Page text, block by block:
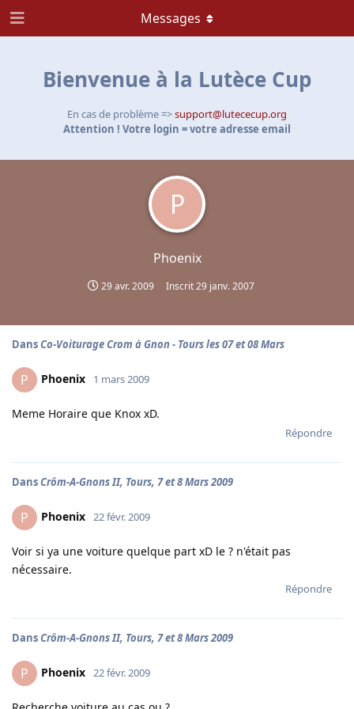
Bienvenue à la Lutèce Cup
En cas de problème =>support@lutececup.org
Attention ! Votre login = votre adresse email
P
Phoenix
29 avr. 2009 Inscrit29 janv. 2007
Messages
DansCo-Voiturage Crom à Gnon - Tours les 07 et 08 Mars
P Phoenix 1 mars 2009
Meme Horaire que Knox xD.
Répondre
DansCrôm-A-Gnons II, Tours, 7 et 8 Mars 2009
P Phoenix 22 févr. 2009
Voir si ya une voiture quelque part xD le ? n'était pas
nécessaire.
Répondre
DansCrôm-A-Gnons II, Tours, 7 et 8 Mars 2009
P Phoenix 22 févr. 2009